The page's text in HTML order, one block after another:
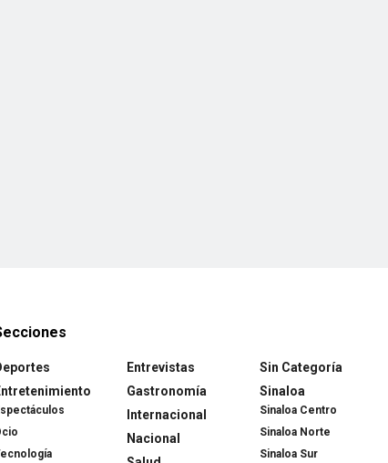
Entrevistas
Gastronomía
Internacional
Nacional
Sin Categoría
Sinaloa
Sinaloa Centro
Sinaloa Norte
Sinaloa Sur